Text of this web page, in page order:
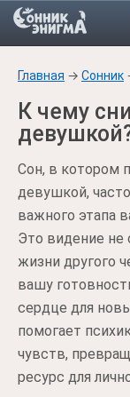
Главная → Сонник
К чему
Сон, в котором
девушкой,
важного этапа
Это видение не
жизни другого
вашу
сердце для
помогает
чувств,
ресурс для